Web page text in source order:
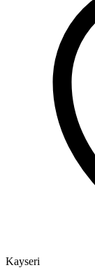
Kayseri